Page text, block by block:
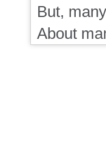
But,
About